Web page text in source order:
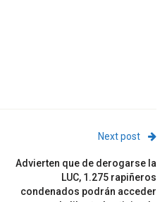
Next post
Advierten que de derogarse la
LUC, 1.275 rapiñeros
condenados podrán acceder